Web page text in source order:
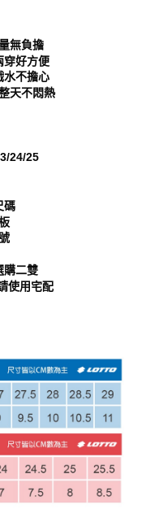
support/home
先享後付」服務完成之交
護人之同意方可使用
號之用戶狀況，依本公司即
情形，本公司將視審查結果
額度並採取法律行動。
無負擔
穿好方便
水不擔心
天不悶熱
24/25
碼
購二雙
使用宅配